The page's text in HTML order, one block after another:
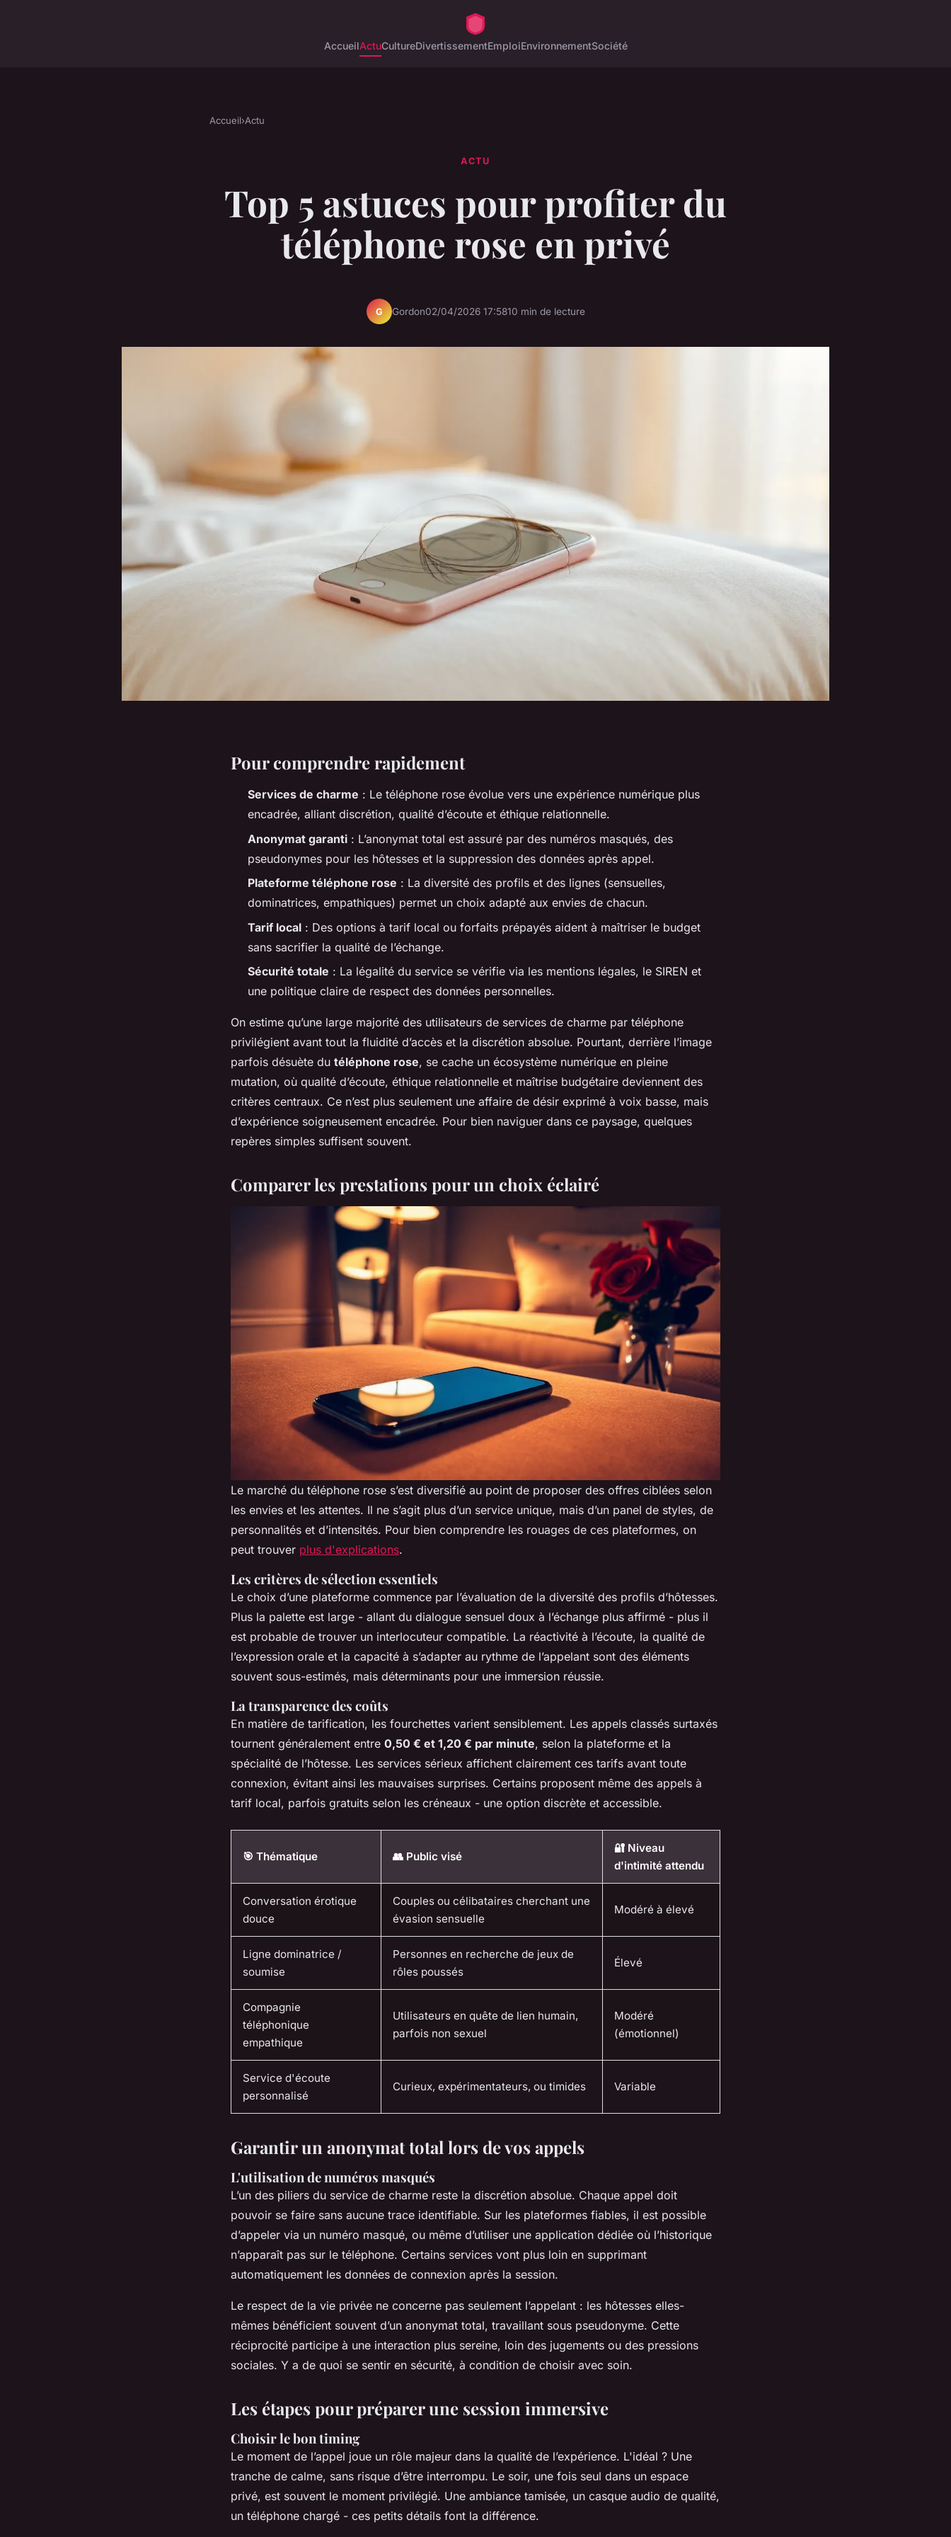
AccueilActuCultureDivertissementEmploiEnvironnementSociété
Accueil›Actu
ACTU
Top 5 astuces pour profiter du
téléphone rose en privé
G Gordon02/04/2026 17:5810 min de lecture
Pour comprendre rapidement
Services de charme : Le téléphone rose évolue vers une expérience numérique plus
encadrée, alliant discrétion, qualité d’écoute et éthique relationnelle.
Anonymat garanti : L’anonymat total est assuré par des numéros masqués, des
pseudonymes pour les hôtesses et la suppression des données après appel.
Plateforme téléphone rose : La diversité des profils et des lignes (sensuelles,
dominatrices, empathiques) permet un choix adapté aux envies de chacun.
Tarif local : Des options à tarif local ou forfaits prépayés aident à maîtriser le budget
sans sacrifier la qualité de l’échange.
Sécurité totale : La légalité du service se vérifie via les mentions légales, le SIREN et
une politique claire de respect des données personnelles.
On estime qu’une large majorité des utilisateurs de services de charme par téléphone
privilégient avant tout la fluidité d’accès et la discrétion absolue. Pourtant, derrière l’image
parfois désuète du téléphone rose, se cache un écosystème numérique en pleine
mutation, où qualité d’écoute, éthique relationnelle et maîtrise budgétaire deviennent des
critères centraux. Ce n’est plus seulement une affaire de désir exprimé à voix basse, mais
d’expérience soigneusement encadrée. Pour bien naviguer dans ce paysage, quelques
repères simples suffisent souvent.
Comparer les prestations pour un choix éclairé
Le marché du téléphone rose s’est diversifié au point de proposer des offres ciblées selon
les envies et les attentes. Il ne s’agit plus d’un service unique, mais d’un panel de styles, de
personnalités et d’intensités. Pour bien comprendre les rouages de ces plateformes, on
peut trouver plus d'explications.
Les critères de sélection essentiels
Le choix d’une plateforme commence par l’évaluation de la diversité des profils d’hôtesses.
Plus la palette est large - allant du dialogue sensuel doux à l’échange plus affirmé - plus il
est probable de trouver un interlocuteur compatible. La réactivité à l’écoute, la qualité de
l’expression orale et la capacité à s’adapter au rythme de l’appelant sont des éléments
souvent sous-estimés, mais déterminants pour une immersion réussie.
La transparence des coûts
En matière de tarification, les fourchettes varient sensiblement. Les appels classés surtaxés
tournent généralement entre 0,50 € et 1,20 € par minute, selon la plateforme et la
spécialité de l’hôtesse. Les services sérieux affichent clairement ces tarifs avant toute
connexion, évitant ainsi les mauvaises surprises. Certains proposent même des appels à
tarif local, parfois gratuits selon les créneaux - une option discrète et accessible.
🎯 Thématique 👥 Public visé
🔐 Niveau
d'intimité attendu
Conversation érotique
douce
Couples ou célibataires cherchant une
évasion sensuelle
Modéré à élevé
Ligne dominatrice /
soumise
Personnes en recherche de jeux de
rôles poussés
Élevé
Compagnie
téléphonique
empathique
Utilisateurs en quête de lien humain,
parfois non sexuel
Modéré
(émotionnel)
Service d'écoute
personnalisé
Curieux, expérimentateurs, ou timides Variable
Garantir un anonymat total lors de vos appels
L'utilisation de numéros masqués
L’un des piliers du service de charme reste la discrétion absolue. Chaque appel doit
pouvoir se faire sans aucune trace identifiable. Sur les plateformes fiables, il est possible
d’appeler via un numéro masqué, ou même d’utiliser une application dédiée où l’historique
n’apparaît pas sur le téléphone. Certains services vont plus loin en supprimant
automatiquement les données de connexion après la session.
Le respect de la vie privée ne concerne pas seulement l’appelant : les hôtesses elles-
mêmes bénéficient souvent d’un anonymat total, travaillant sous pseudonyme. Cette
réciprocité participe à une interaction plus sereine, loin des jugements ou des pressions
sociales. Y a de quoi se sentir en sécurité, à condition de choisir avec soin.
Les étapes pour préparer une session immersive
Choisir le bon timing
Le moment de l’appel joue un rôle majeur dans la qualité de l’expérience. L'idéal ? Une
tranche de calme, sans risque d’être interrompu. Le soir, une fois seul dans un espace
privé, est souvent le moment privilégié. Une ambiance tamisée, un casque audio de qualité,
un téléphone chargé - ces petits détails font la différence.